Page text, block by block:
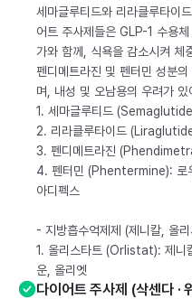
세마글루티드와 리라클루타이
어트 주사제들은 GLP-1 수용
가와 함께, 식욕을 감소시켜 체
펜디메트라진 및 펜터민 성분
며, 내성 및 오남용의 우려가
1. 세마글루티드
2. 리라클루타이드
3. 펜디메트라진
4. 펜터민 (Phentermine): 로
아디펙스
- 지방흡수억제제 (제니칼, 올
1. 올리스타트 (Orlistat): 제니
운, 올리엣
다이어트 주사제 (삭센다 ·